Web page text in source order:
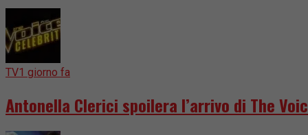
TV1 giorno fa
Antonella Clerici spoilera l’arrivo di The